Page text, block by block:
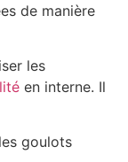
de manière
les
en interne. Il
goulots